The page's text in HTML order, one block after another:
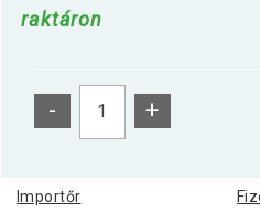
Gorilla Sports
raktáron
- +
Importőr